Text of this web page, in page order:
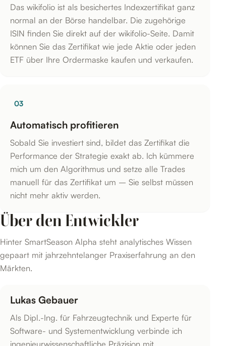
Das wikifolio ist als besichertes Indexzertifikat ganz
normal an der Börse handelbar. Die zugehörige
ISIN finden Sie direkt auf der wikifolio-Seite. Damit
können Sie das Zertifikat wie jede Aktie oder jeden
ETF über Ihre Ordermaske kaufen und verkaufen.
03
Automatisch profitieren
Sobald Sie investiert sind, bildet das Zertifikat die
Performance der Strategie exakt ab. Ich kümmere
mich um den Algorithmus und setze alle Trades
manuell für das Zertifikat um – Sie selbst müssen
nicht mehr aktiv werden.
Über den Entwickler
Hinter SmartSeason Alpha steht analytisches Wissen
gepaart mit jahrzehntelanger Praxiserfahrung an den
Märkten.
Lukas Gebauer
Als Dipl.-Ing. für Fahrzeugtechnik und Experte für
Software- und Systementwicklung verbinde ich
ingenieurwissenschaftliche Präzision mit